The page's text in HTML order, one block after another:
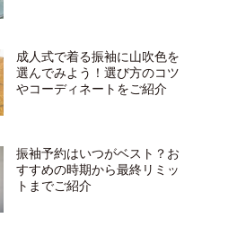
成人式で着る振袖に山吹色を
選んでみよう！選び方のコツ
やコーディネートをご紹介
振袖予約はいつがベスト？お
すすめの時期から最終リミッ
トまでご紹介